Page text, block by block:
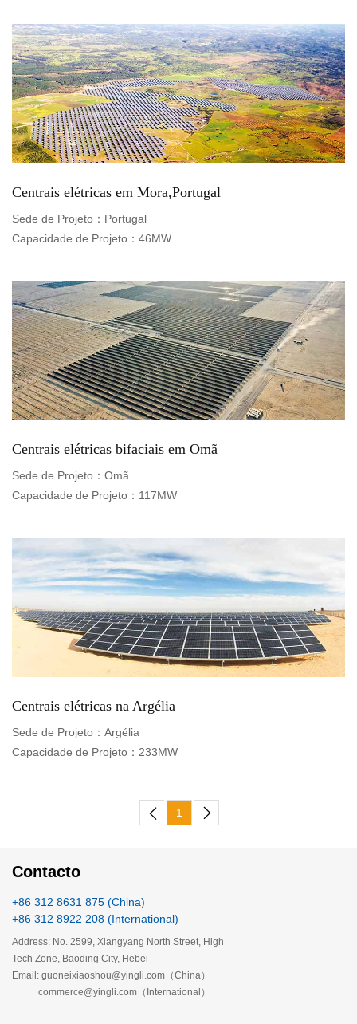
Centrais elétricas em Mora,Portugal
Sede de Projeto： Portugal
Capacidade de Projeto： 46MW
Centrais elétricas bifaciais em Omã
Sede de Projeto： Omã
Capacidade de Projeto： 117MW
Centrais elétricas na Argélia
Sede de Projeto： Argélia
Capacidade de Projeto： 233MW
1
Contacto
+86 312 8631 875 (China)
+86 312 8922 208 (International)
Address: No. 2599, Xiangyang North Street, High
Tech Zone, Baoding City, Hebei
Email: guoneixiaoshou@yingli.com（China）
commerce@yingli.com（International）